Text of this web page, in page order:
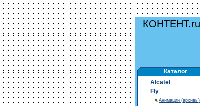
КОНТЕНТ.ru
Каталог
Alcatel
Fly
Анимации (архивы)